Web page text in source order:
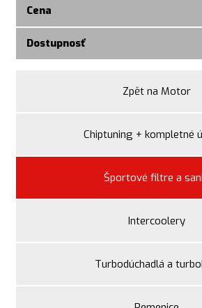
Cena
Dostupnosť
Zpět na Motor
Chiptuning + kompletné
Športové filtre a
Intercoolery
Turbodúchadlá a